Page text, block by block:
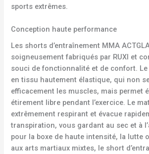
sports extrêmes.
Conception haute performance
Les shorts d’entraînement MMA
soigneusement fabriqués par RUXI et
souci de fonctionnalité et de confort.
en tissu hautement élastique, qui non
efficacement les muscles, mais permet
étirement libre pendant l’exercice. Le
extrêmement respirant et évacue
transpiration, vous gardant au sec et à
pour la boxe de haute intensité, la lutte
aux arts martiaux mixtes, le short